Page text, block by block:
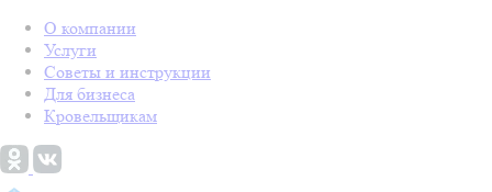
О компании
Услуги
Советы и инструкции
Для бизнеса
Кровельщикам